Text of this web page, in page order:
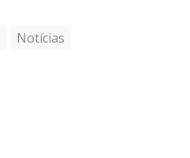
Notícias